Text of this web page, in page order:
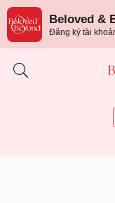
Beloved &
Đăng ký tài